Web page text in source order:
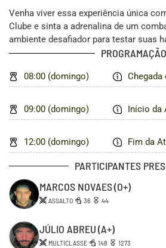
Venha viver essa experiência única
Clube e sinta a adrenalina de um
ambiente desafiador para testar suas
PROGRAMAÇÃO
08:00 (domingo) Chegada
09:00 (domingo) Início da
12:00 (domingo) Fim da
PARTICIPANTES
MARCOS NOVAES(O+)
ASSALTO 36 44
JÚLIO ABREU(A+)
MULTICLASSE 148 1273